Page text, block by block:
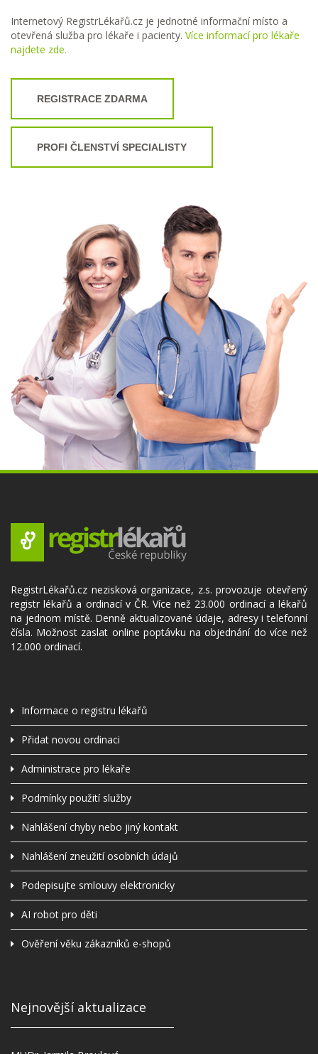
Internetový RegistrLékařů.cz je jednotné informační místo a
otevřená služba pro lékaře i pacienty. Více informací pro lékaře
najdete zde.
REGISTRACE ZDARMA
PROFI ČLENSTVÍ SPECIALISTY
RegistrLékařů.cz nezisková organizace, z.s. provozuje otevřený
registr lékařů a ordinací v ČR. Více než 23.000 ordinací a lékařů
na jednom místě. Denně aktualizované údaje, adresy i telefonní
čísla. Možnost zaslat online poptávku na objednání do více než
12.000 ordinací.
Informace o registru lékařů
Přidat novou ordinaci
Administrace pro lékaře
Podmínky použití služby
Nahlášení chyby nebo jiný kontakt
Nahlášení zneužití osobních údajů
Podepisujte smlouvy elektronicky
AI robot pro děti
Ověření věku zákazníků e-shopů
Nejnovější aktualizace